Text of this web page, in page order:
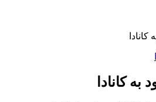
کانادا